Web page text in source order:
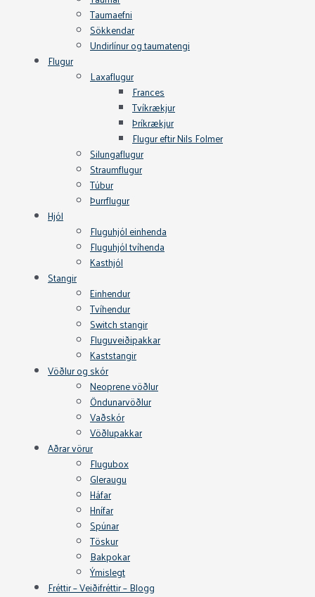
Taumaefni
Sökkendar
Undirlínur og taumatengi
Flugur
Laxaflugur
Frances
Tvíkrækjur
Þríkrækjur
Flugur eftir Nils Folmer
Silungaflugur
Straumflugur
Túbur
Þurrflugur
Hjól
Fluguhjól einhenda
Fluguhjól tvíhenda
Kasthjól
Stangir
Einhendur
Tvíhendur
Switch stangir
Fluguveiðipakkar
Kaststangir
Vöðlur og skór
Neoprene vöðlur
Öndunarvöðlur
Vaðskór
Vöðlupakkar
Aðrar vörur
Flugubox
Gleraugu
Háfar
Hnífar
Spúnar
Töskur
Bakpokar
Ýmislegt
Fréttir – Veiðifréttir – Blogg